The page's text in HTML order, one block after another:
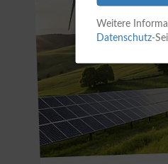
Weitere
Datenschutz-